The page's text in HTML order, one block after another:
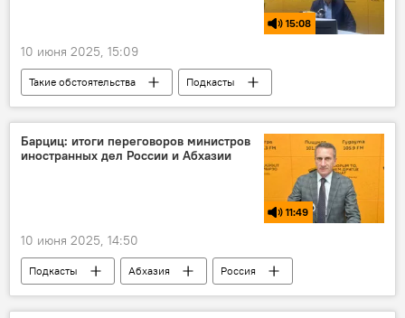
15:08
10 июня 2025, 15:09
Такие обстоятельства
Подкасты
Абхазия
Россия
Культура
Барциц: итоги переговоров министров
иностранных дел России и Абхазии
11:49
10 июня 2025, 14:50
Подкасты Абхазия
Россия
МИД РФ
МИД Абхазии